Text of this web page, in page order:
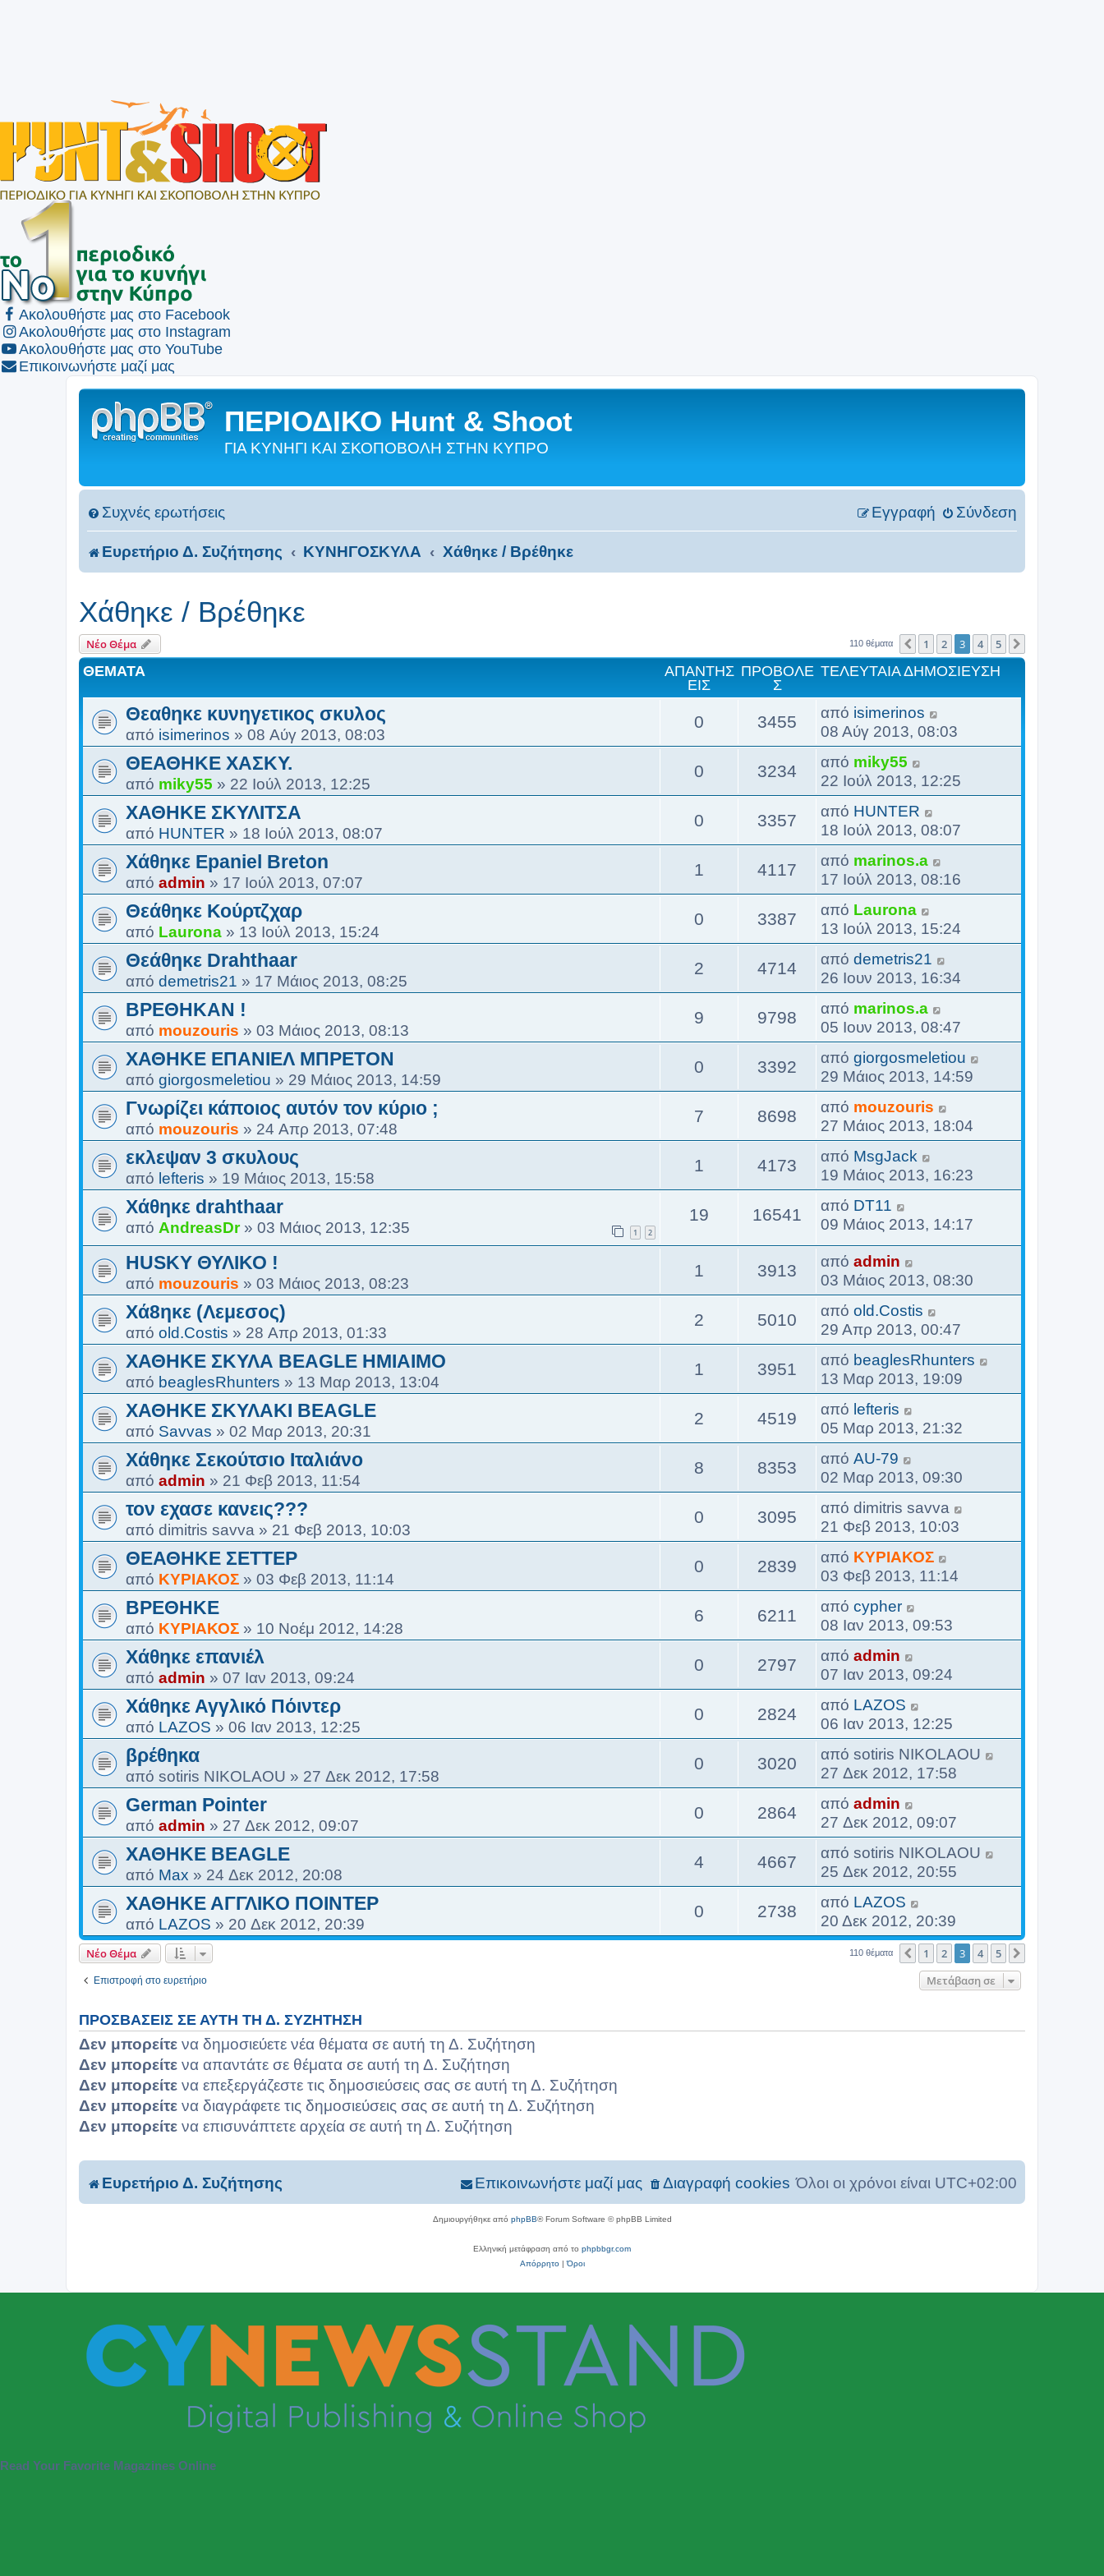
Ακολουθήστε μας στο Facebook
Ακολουθήστε μας στο Instagram
Ακολουθήστε μας στο YouTube
Επικοινωνήστε μαζί μας
ΠΕΡΙΟΔΙΚΟ Hunt & Shoot
ΓΙΑ ΚΥΝΗΓΙ ΚΑΙ ΣΚΟΠΟΒΟΛΗ ΣΤΗΝ ΚΥΠΡΟ
Συχνές ερωτήσεις Σύνδεση
Εγγραφή
Ευρετήριο Δ. Συζήτησης ΚΥΝΗΓΟΣΚΥΛΑ Χάθηκε / Βρέθηκε
Χάθηκε / Βρέθηκε
Νέο Θέμα 110 θέματα Προηγούμενη
1 2 3 4 5
ΘΈΜΑΤΑ
ΑΠΑΝΤΉΣ
ΕΙΣ
ΠΡΟΒΟΛΈ
Σ
ΤΕΛΕΥΤΑΊΑ ΔΗΜΟΣΊΕΥΣΗ
Θεαθηκε κυνηγετικος σκυλος
από isimerinos » 08 Αύγ 2013, 08:03
0 3455 από isimerinos
08 Αύγ 2013, 08:03
ΘΕΑΘΗΚΕ ΧΑΣΚΥ.
από miky55 » 22 Ιούλ 2013, 12:25
0 3234 από miky55
22 Ιούλ 2013, 12:25
ΧΑΘΗΚΕ ΣΚΥΛΙΤΣΑ
από HUNTER » 18 Ιούλ 2013, 08:07
0 3357 από HUNTER
18 Ιούλ 2013, 08:07
Χάθηκε Epaniel Breton
από admin » 17 Ιούλ 2013, 07:07
1 4117 από marinos.a
17 Ιούλ 2013, 08:16
Θεάθηκε Κούρτζχαρ
από Laurona » 13 Ιούλ 2013, 15:24
0 3387 από Laurona
13 Ιούλ 2013, 15:24
Θεάθηκε Drahthaar
από demetris21 » 17 Μάιος 2013, 08:25
2 4714 από demetris21
26 Ιουν 2013, 16:34
ΒΡΕΘΗΚΑΝ !
από mouzouris » 03 Μάιος 2013, 08:13
9 9798 από marinos.a
05 Ιουν 2013, 08:47
ΧΑΘΗΚΕ ΕΠΑΝΙΕΛ ΜΠΡΕΤΟΝ
από giorgosmeletiou » 29 Μάιος 2013, 14:59
0 3392 από giorgosmeletiou
29 Μάιος 2013, 14:59
Γνωρίζει κάποιος αυτόν τον κύριο ;
από mouzouris » 24 Απρ 2013, 07:48
7 8698 από mouzouris
27 Μάιος 2013, 18:04
εκλεψαν 3 σκυλους
από lefteris » 19 Μάιος 2013, 15:58
1 4173 από MsgJack
19 Μάιος 2013, 16:23
Χάθηκε drahthaar
από AndreasDr» 03 Μάιος 2013, 12:35 1 2
19 16541 από DT11
09 Μάιος 2013, 14:17
HUSKY ΘΥΛΙΚΟ !
από mouzouris » 03 Μάιος 2013, 08:23
1 3913 από admin
03 Μάιος 2013, 08:30
Xά8ηκε (Λεμεσος)
από old.Costis » 28 Απρ 2013, 01:33
2 5010 από old.Costis
29 Απρ 2013, 00:47
ΧΑΘΗΚΕ ΣΚΥΛΑ BEAGLE ΗΜΙΑΙΜΟ
από beaglesRhunters » 13 Μαρ 2013, 13:04
1 3951 από beaglesRhunters
13 Μαρ 2013, 19:09
ΧΑΘΗΚΕ ΣΚΥΛΑΚΙ BEAGLE
από Savvas » 02 Μαρ 2013, 20:31
2 4519 από lefteris
05 Μαρ 2013, 21:32
Χάθηκε Σεκούτσιο Ιταλιάνο
από admin » 21 Φεβ 2013, 11:54
8 8353 από AU-79
02 Μαρ 2013, 09:30
τον εχασε κανεις???
από dimitris savva » 21 Φεβ 2013, 10:03
0 3095 από dimitris savva
21 Φεβ 2013, 10:03
ΘΕΑΘΗΚΕ ΣΕΤΤΕΡ
από ΚΥΡΙΑΚΟΣ » 03 Φεβ 2013, 11:14
0 2839 από ΚΥΡΙΑΚΟΣ
03 Φεβ 2013, 11:14
ΒΡΕΘΗΚΕ
από ΚΥΡΙΑΚΟΣ » 10 Νοέμ 2012, 14:28
6 6211 από cypher
08 Ιαν 2013, 09:53
Χάθηκε επανιέλ
από admin » 07 Ιαν 2013, 09:24
0 2797 από admin
07 Ιαν 2013, 09:24
Χάθηκε Αγγλικό Πόιντερ
από LAZOS » 06 Ιαν 2013, 12:25
0 2824 από LAZOS
06 Ιαν 2013, 12:25
βρέθηκα
από sotiris NIKOLAOU » 27 Δεκ 2012, 17:58
0 3020 από sotiris NIKOLAOU
27 Δεκ 2012, 17:58
German Pointer
από admin » 27 Δεκ 2012, 09:07
0 2864 από admin
27 Δεκ 2012, 09:07
ΧΑΘΗΚΕ BEAGLE
από Max » 24 Δεκ 2012, 20:08
4 4667 από sotiris NIKOLAOU
25 Δεκ 2012, 20:55
ΧΑΘΗΚΕ ΑΓΓΛΙΚΟ ΠΟΙΝΤΕΡ
από LAZOS » 20 Δεκ 2012, 20:39
0 2738 από LAZOS
20 Δεκ 2012, 20:39
Νέο Θέμα 110 θέματα Προηγούμενη
1 2 3 4 5
Επιστροφή στο ευρετήριο Μετάβαση σε
ΠΡΟΣΒΆΣΕΙΣ ΣΕ ΑΥΤΉ ΤΗ Δ. ΣΥΖΉΤΗΣΗ
Δεν μπορείτε να δημοσιεύετε νέα θέματα σε αυτή τη Δ. Συζήτηση
Δεν μπορείτε να απαντάτε σε θέματα σε αυτή τη Δ. Συζήτηση
Δεν μπορείτε να επεξεργάζεστε τις δημοσιεύσεις σας σε αυτή τη Δ. Συζήτηση
Δεν μπορείτε να διαγράφετε τις δημοσιεύσεις σας σε αυτή τη Δ. Συζήτηση
Δεν μπορείτε να επισυνάπτετε αρχεία σε αυτή τη Δ. Συζήτηση
Ευρετήριο Δ. Συζήτησης Όλοι οι χρόνοι είναι UTC+02:00
Διαγραφή cookies
Επικοινωνήστε μαζί μας
Δημιουργήθηκε από phpBB® Forum Software © phpBB Limited
Ελληνική μετάφραση από το phpbbgr.com
Απόρρητο|Όροι
Read Your Favorite Magazines Online